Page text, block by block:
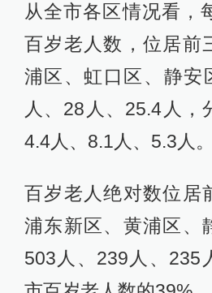
从全市各区情况看，
百岁老人数，位居前
浦区、虹口区、静安
人、28人、25.4人，
4.4人、8.1人、5.3人。
百岁老人绝对数位居
浦东新区、黄浦区、
503人、239人、235